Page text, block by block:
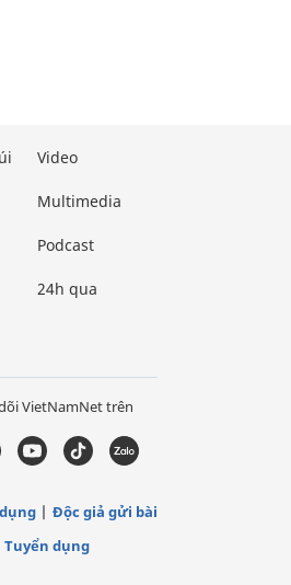
Video
Multimedia
Podcast
24h qua
VietNamNet trên
Độc giả gửi bài
Tuyển dụng